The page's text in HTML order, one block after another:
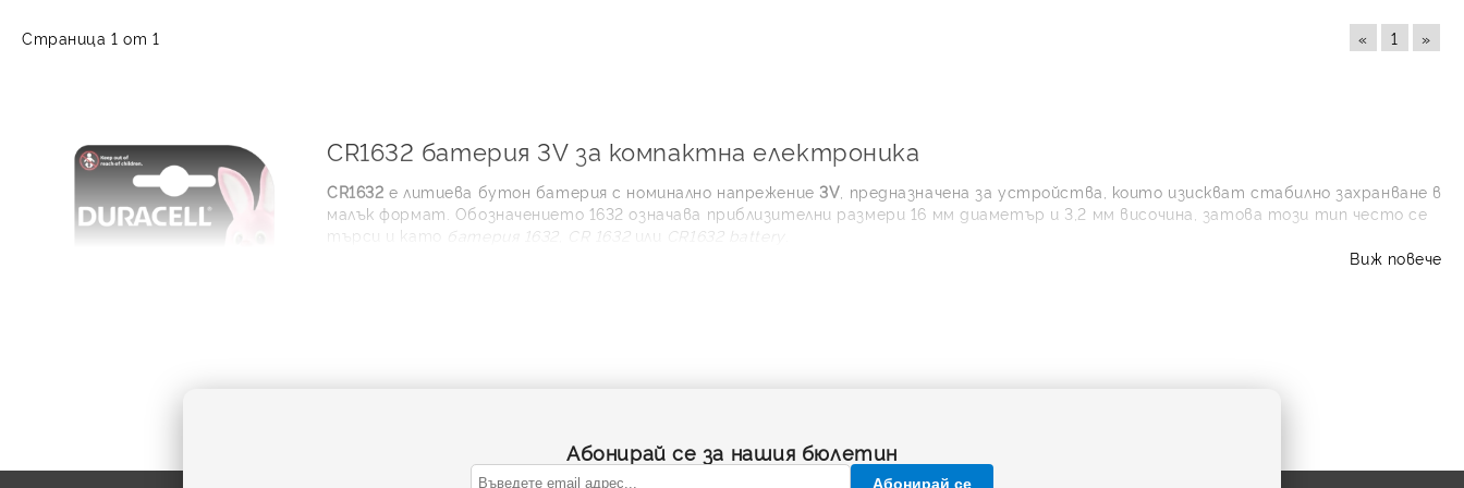
Страница 1 от 1 « 1 »
CR1632 батерия 3V за компактна електроника
CR1632 е литиева бутон батерия с номинално напрежение 3V , предназначена за устройства, които изискват стабилно захранване в
малък формат. Обозначението 1632 означава приблизителни размери 16 мм диаметър и 3,2 мм височина, затова този тип често се
търси и като
батерия 1632 CR 1632или CR1632 battery
В категорията ще намерите подбрани модели от доказани производители като Duracell, Energizer, Panasonic, Varta, Camelion и
Къде се използват литиеви батерии CR1632?
Виж повече
Абонирай се за нашия бюлетин
Абонирай се